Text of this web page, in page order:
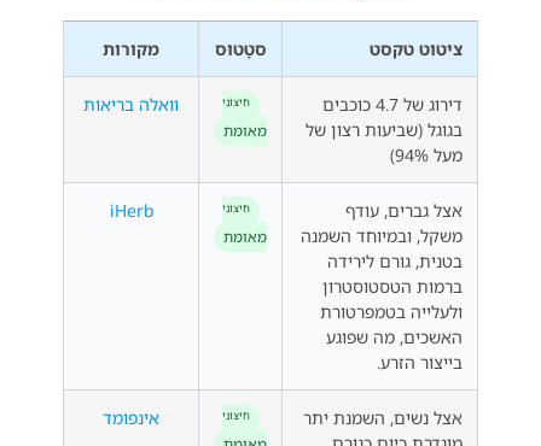
ציטוט טקסט סטָטוּס מקורות
דירוג של 4.7 כוכבים
בגוגל (שביעות רצון של
מעל 94%)
חִיצוֹנִי
מאומת
וואלה בריאות
אצל גברים, עודף
משקל, ובמיוחד השמנה
בטנית, גורם לירידה
ברמות הטסטוסטרון
ולעלייה בטמפרטורת
האשכים, מה שפוגע
בייצור הזרע.
חִיצוֹנִי
מאומת
iHerb
אצל נשים, השמנת יתר
חִיצוֹנִי אינפומד